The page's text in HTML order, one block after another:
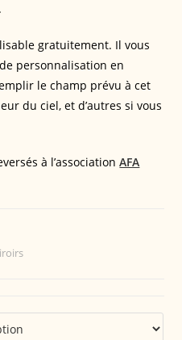
gratuitement. Il vous
personnalisation en
le champ prévu à cet
du ciel, et d’autres si vous
à l’associationAFA